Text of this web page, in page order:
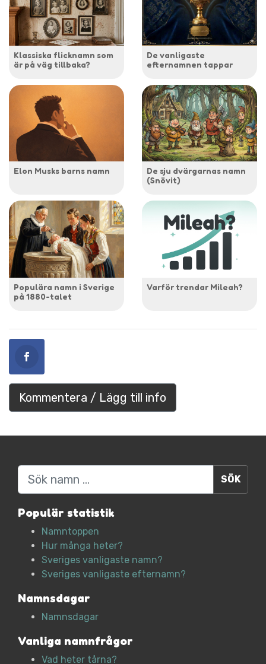
Klassiska flicknamn som
är på väg tillbaka?
De vanligaste
efternamnen tappar
Elon Musks barns namn
De sju dvärgarnas namn
(Snövit)
Populära namn i Sverige
på 1880-talet
Varför trendar Mileah?
Kommentera / Lägg till info
Sök
Populär statistik
Namntoppen
Hur många heter?
Sveriges vanligaste namn?
Sveriges vanligaste efternamn?
Namnsdagar
Namnsdagar
Vanliga namnfrågor
Vad heter tårna?